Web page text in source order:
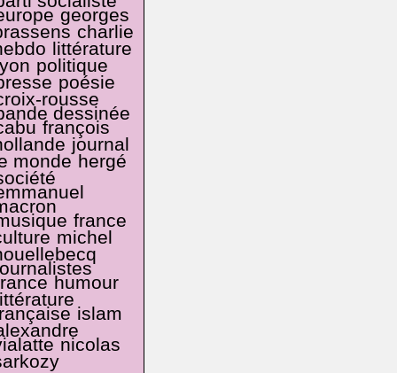
georges
charlie
littérature
politique
poésie
rousse
dessinée
françois
journal
monde hergé
france
michel
humour
islam
nicolas